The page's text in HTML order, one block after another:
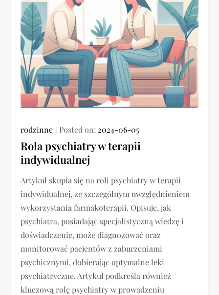
rodzinne Posted on: 2024-06-05
Rola psychiatry w terapii
indywidualnej
Artykuł skupia się na roli psychiatry w terapii
indywidualnej, ze szczególnym uwzględnieniem
wykorzystania farmakoterapii. Opisuje, jak
psychiatra, posiadając specjalistyczną wiedzę i
doświadczenie, może diagnozować oraz
monitorować pacjentów z zaburzeniami
psychicznymi, dobierając optymalne leki
psychiatryczne. Artykuł podkreśla również
kluczową rolę psychiatry w prowadzeniu